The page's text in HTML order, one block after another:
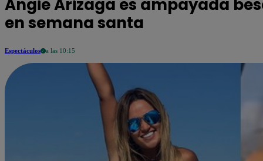
Angie Arizaga es ampayada
en semana santa
Espectáculos a las 10:15